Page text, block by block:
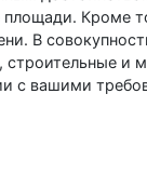
Кроме
В
и
с вашими